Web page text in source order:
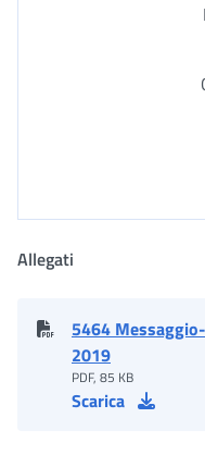
Allegati
5464
2019
PDF, 85 KB
Scarica